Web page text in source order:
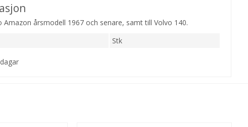
årsmodell 1967 och senare, samt till Volvo 140.
Stk